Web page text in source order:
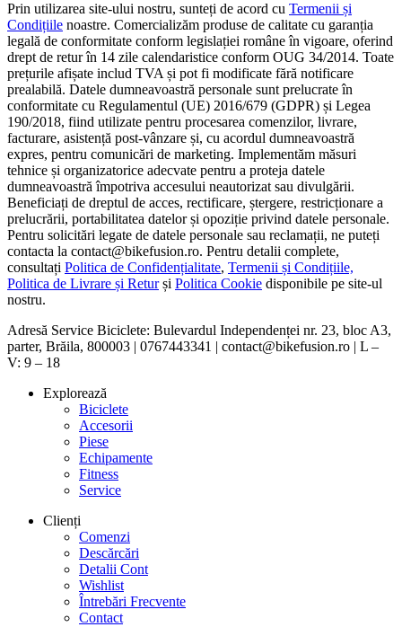
Prin utilizarea site-ului nostru, sunteți de acord cu Termenii și
Condițiile noastre. Comercializăm produse de calitate cu garanția
legală de conformitate conform legislației române în vigoare, oferind
drept de retur în 14 zile calendaristice conform OUG 34/2014. Toate
prețurile afișate includ TVA și pot fi modificate fără notificare
prealabilă. Datele dumneavoastră personale sunt prelucrate în
conformitate cu Regulamentul (UE) 2016/679 (GDPR) și Legea
190/2018, fiind utilizate pentru procesarea comenzilor, livrare,
facturare, asistență post-vânzare și, cu acordul dumneavoastră
expres, pentru comunicări de marketing. Implementăm măsuri
tehnice și organizatorice adecvate pentru a proteja datele
dumneavoastră împotriva accesului neautorizat sau divulgării.
Beneficiați de dreptul de acces, rectificare, ștergere, restricționare a
prelucrării, portabilitatea datelor și opoziție privind datele personale.
Pentru solicitări legate de datele personale sau reclamații, ne puteți
contacta la contact@bikefusion.ro. Pentru detalii complete,
consultați Politica de Confidențialitate, Termenii și Condițiile,
Politica de Livrare și Returși Politica Cookie disponibile pe site-ul
nostru.
Adresă Service Biciclete: Bulevardul Independenței nr. 23, bloc A3,
parter, Brăila, 800003 | 0767443341 | contact@bikefusion.ro | L –
V: 9 – 18
Explorează
Biciclete
Accesorii
Piese
Echipamente
Fitness
Service
Clienți
Comenzi
Descărcări
Detalii Cont
Wishlist
Întrebări Frecvente
Contact